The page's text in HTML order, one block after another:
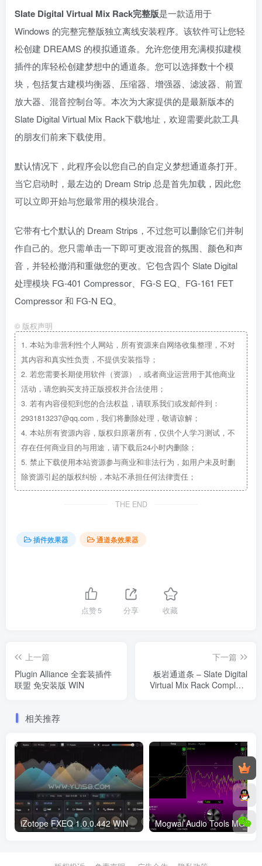
Slate Digital Virtual Mix Rack完整版是一款适用于
Windows 的完整完整版独立离线安装程序。该软件可让您轻
松创建 DREAMS 的模拟通道条。允许您使用充满模拟建模
插件的库轻松创建梦想中的通道条。您可以选择数十个模
块，包括复古建模均衡器、压缩器、增强器、滤波器、前置
放大器、混音控制台等。本次为大家提供的是最新版本的
Slate Digital Virtual Mix Rack下载地址，欢迎需要此款工具
的朋友们前来下载使用。
默认情况下，此程序会以您自己的自定义梦想通道条打开。
当它启动时，最左边的 Dream Strip 总是首先加载，因此您
可以立即开始与您最常用的模块混合。
它带有七个默认的 Dream Strips，不过您可以删除它们并制
作自己的。您只需单击一下即可更改混音的氛围、颜色和声
音，并轻松撤消和重做您的更改。它包含四个 Slate Digital
处理模块 FG-401 Compressor、FG-S EQ、FG-161 FET
Compressor 和 FG-N EQ。
© 版权声明
1. 本站为非营利性个人网站，所有资源来自网络收集整理，不对
其内容和真实性负责，不提供安装指导；
2. 若您需要长期使用软件（资源），或者商业运营用于其他商业
活动，请您购买支持正版授权并合法使用；
3. 若有内容侵犯到您的合法权益，请联系我们或发邮件到：
2931813237@qq.com，我们将删除处理，敬请谅解；
4. 本站所有资源内容，版权归原著所有，仅供个人学习测试，不
存在任何商业目的与用途，请下载后24小时内删除；
5. 禁止下载使用本站资源参与商业和非法行为，如用户未及时删
除资源引起的版权纠纷，本站不承担任何法律责任；
THE END
插件效果器 通道条效果器
点赞5 分享 收藏
上一篇
Plugin Alliance 全套装插件
联盟 免安装版 WIN
下一篇
板岩通道条 – Slate Digital
Virtual Mix Rack Complete
相关推荐
iZotope FXEQ 1.0.0.442 WiN